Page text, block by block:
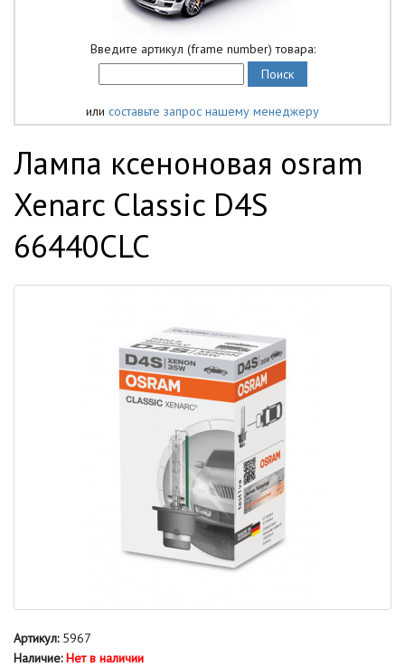
Введите артикул (frame number) товара:
или составьте запрос нашему менеджеру
Лампа ксеноновая osram
Xenarc Classic D4S
66440CLC
Артикул:5967
Наличие: Нет в наличии